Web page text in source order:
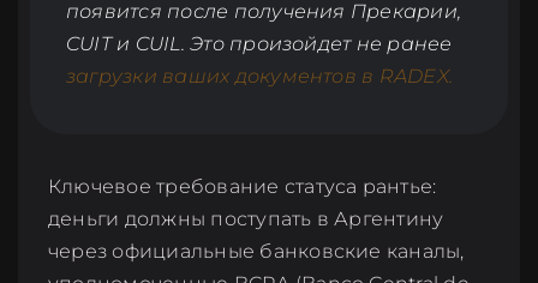
появится после получения Прекарии,
CUIT и CUIL. Это произойдет не ранее
загрузки ваших документов в RADEX.
Ключевое требование статуса рантье:
деньги должны поступать в Аргентину
через официальные банковские каналы,
СКИДКА 100 USD
СОПРОВОЖДЕНИЕ
РАНТЬЕ